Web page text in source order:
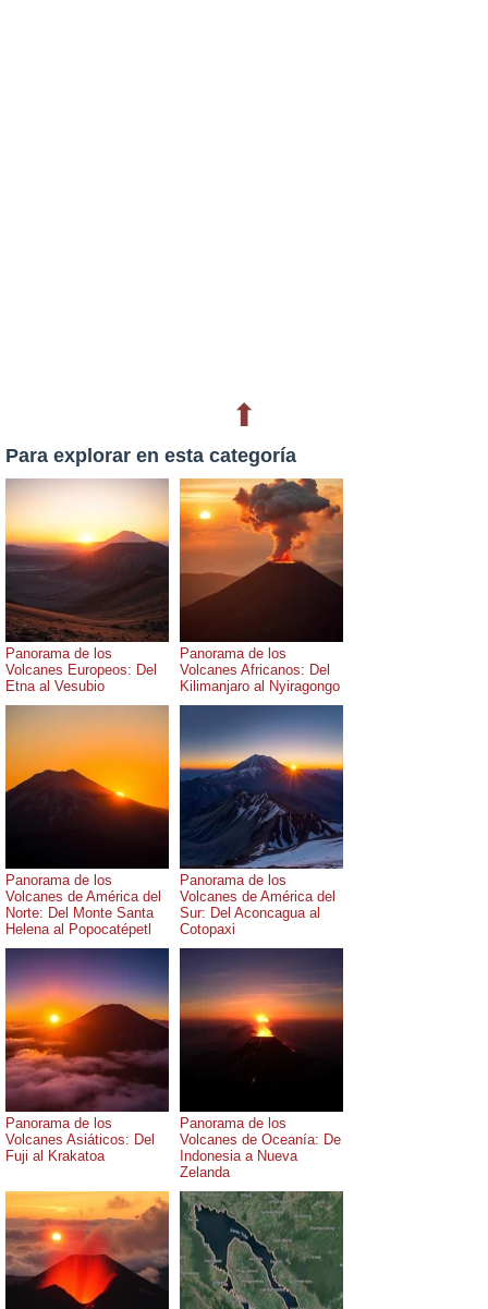
⬆
Para explorar en esta categoría
Panorama de los
Volcanes Europeos: Del
Etna al Vesubio
Panorama de los
Volcanes Africanos: Del
Kilimanjaro al Nyiragongo
Panorama de los
Volcanes de América del
Norte: Del Monte Santa
Helena al Popocatépetl
Panorama de los
Volcanes de América del
Sur: Del Aconcagua al
Cotopaxi
Panorama de los
Volcanes Asiáticos: Del
Fuji al Krakatoa
Panorama de los
Volcanes de Oceanía: De
Indonesia a Nueva
Zelanda